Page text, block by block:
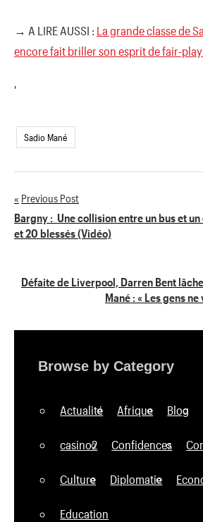
→ A LIRE AUSSI : La grande classe de
encore fait briller son esprit de fair-
'
Sadio Mané
Navigation
de
Previous Post
Bargny : Une collision entre un bus et
et 20 blessés (Vidéo)
Défaite de Liverpool, Darren Bent
Mané : « Les gens
Browse by Category
Actualité Afrique Blog
casino2 Confidences
Culture Diplomatie
Education